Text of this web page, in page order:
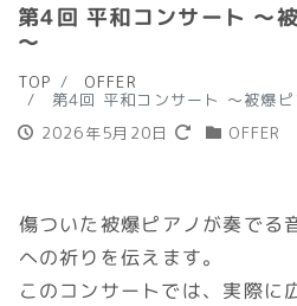
第4回 平和コンサート ～
～
TOP
OFFER
第4回 平和コンサート ～被爆
2026年5月20日
OFFER
傷ついた被爆ピアノが奏でる
への祈りを伝えます。
このコンサートでは、実際に